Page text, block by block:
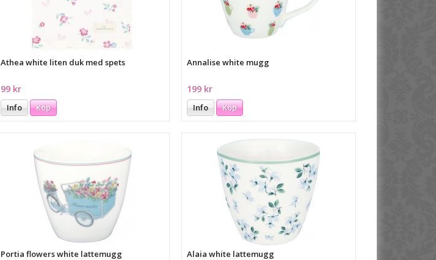
Athea white liten duk med spets
99 kr
Info Köp
Annalise white mugg
199 kr
Info Köp
Portia flowers white lattemugg Alaia white lattemugg